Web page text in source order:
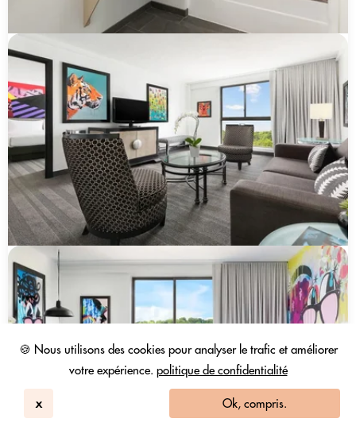
🍪 Nous utilisons des cookies pour analyser le trafic et améliorer
votre expérience. politique de confidentialité
x Ok, compris.